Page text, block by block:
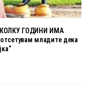
ГОДИНИ ИМА
младите дека